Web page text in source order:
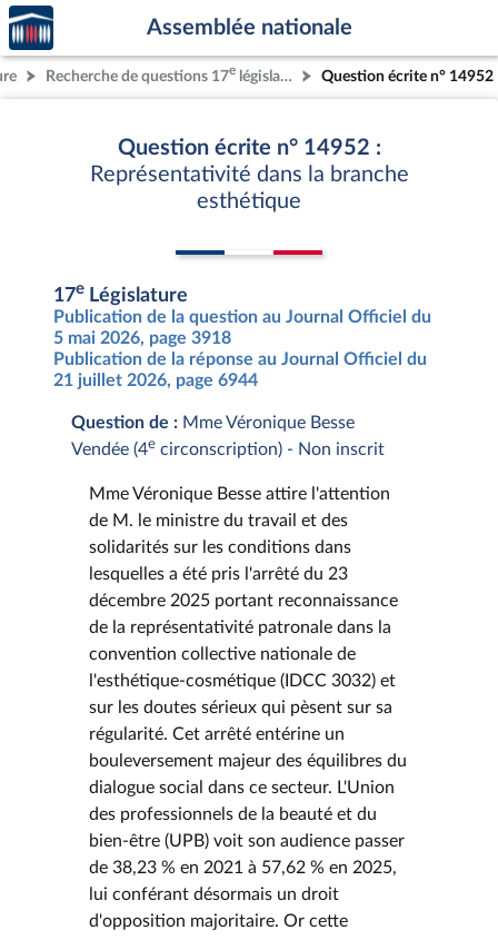
Aller au contenu
Aller en bas de la page
Accèder
à la
page
d'accueil
Assemblée nationale
Recherche de questions 17e législature Question écrite n° 14952
Question écrite n° 14952 :
Représentativité dans la branche
esthétique
17e Législature
Publication de la question au Journal Officiel du
5 mai 2026, page 3918
Publication de la réponse au Journal Officiel du
21 juillet 2026, page 6944
Question de : Mme Véronique Besse
Vendée (4e circonscription) - Non inscrit
Mme Véronique Besse attire l'attention
de M. le ministre du travail et des
solidarités sur les conditions dans
lesquelles a été pris l'arrêté du 23
décembre 2025 portant reconnaissance
de la représentativité patronale dans la
convention collective nationale de
l'esthétique-cosmétique (IDCC 3032) et
sur les doutes sérieux qui pèsent sur sa
régularité. Cet arrêté entérine un
bouleversement majeur des équilibres du
dialogue social dans ce secteur. L'Union
des professionnels de la beauté et du
bien-être (UPB) voit son audience passer
de 38,23 % en 2021 à 57,62 % en 2025,
lui conférant désormais un droit
d'opposition majoritaire. Or cette